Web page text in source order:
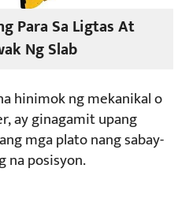
Para Sa Ligtas At
Ng Slab
hinimok ng mekanikal o
ay ginagamit upang
mga plato nang sabay-
na posisyon.